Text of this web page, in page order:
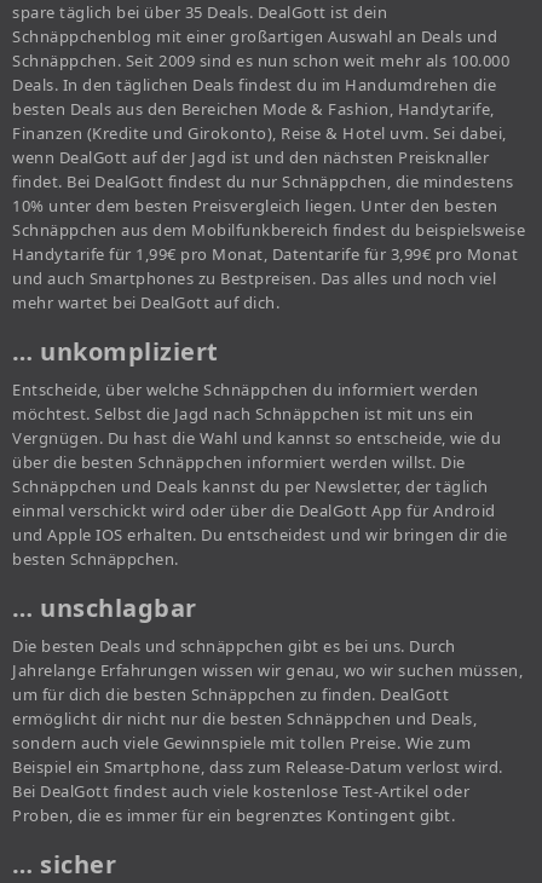
spare täglich bei über 35 Deals. DealGott ist dein
Schnäppchenblog mit einer großartigen Auswahl an Deals und
Schnäppchen. Seit 2009 sind es nun schon weit mehr als 100.000
Deals. In den täglichen Deals findest du im Handumdrehen die
besten Deals aus den Bereichen Mode & Fashion, Handytarife,
Finanzen (Kredite und Girokonto), Reise & Hotel uvm. Sei dabei,
wenn DealGott auf der Jagd ist und den nächsten Preisknaller
findet. Bei DealGott findest du nur Schnäppchen, die mindestens
10% unter dem besten Preisvergleich liegen. Unter den besten
Schnäppchen aus dem Mobilfunkbereich findest du beispielsweise
Handytarife für 1,99€ pro Monat, Datentarife für 3,99€ pro Monat
und auch Smartphones zu Bestpreisen. Das alles und noch viel
mehr wartet bei DealGott auf dich.
… unkompliziert
Entscheide, über welche Schnäppchen du informiert werden
möchtest. Selbst die Jagd nach Schnäppchen ist mit uns ein
Vergnügen. Du hast die Wahl und kannst so entscheide, wie du
über die besten Schnäppchen informiert werden willst. Die
Schnäppchen und Deals kannst du per Newsletter, der täglich
einmal verschickt wird oder über die DealGott App für Android
und Apple IOS erhalten. Du entscheidest und wir bringen dir die
besten Schnäppchen.
… unschlagbar
Die besten Deals und schnäppchen gibt es bei uns. Durch
Jahrelange Erfahrungen wissen wir genau, wo wir suchen müssen,
um für dich die besten Schnäppchen zu finden. DealGott
ermöglicht dir nicht nur die besten Schnäppchen und Deals,
sondern auch viele Gewinnspiele mit tollen Preise. Wie zum
Beispiel ein Smartphone, dass zum Release-Datum verlost wird.
Bei DealGott findest auch viele kostenlose Test-Artikel oder
Proben, die es immer für ein begrenztes Kontingent gibt.
… sicher